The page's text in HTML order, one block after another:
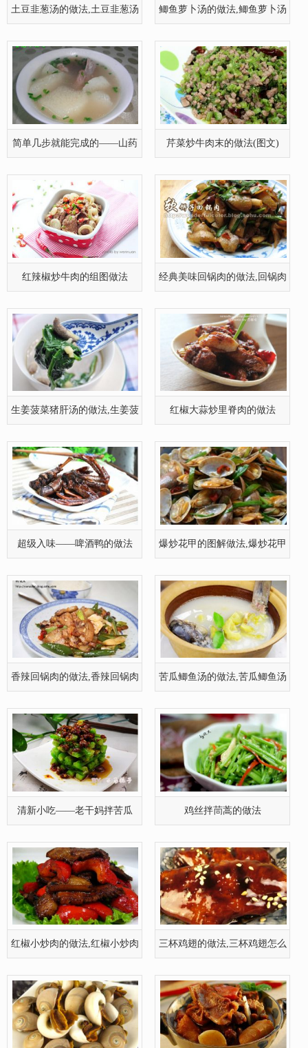
红辣椒炒牛肉的组图做法 经典美味回锅肉的做法,回锅肉
如何做
生姜菠菜猪肝汤的做法,生姜菠
菜猪肝
红椒大蒜炒里脊肉的做法
超级入味——啤酒鸭的做法 爆炒花甲的图解做法,爆炒花甲
怎么做
香辣回锅肉的做法,香辣回锅肉
怎么做
苦瓜鲫鱼汤的做法,苦瓜鲫鱼汤
怎么做
清新小吃——老干妈拌苦瓜 鸡丝拌茼蒿的做法
红椒小炒肉的做法,红椒小炒肉
的家常
三杯鸡翅的做法,三杯鸡翅怎么
做好吃
原始美味的——白灼香螺的做
法(图文
山药炖羊排的做法(图文)
青椒牛柳的做法,青椒牛柳怎么
做好吃
泡菜汤的做法